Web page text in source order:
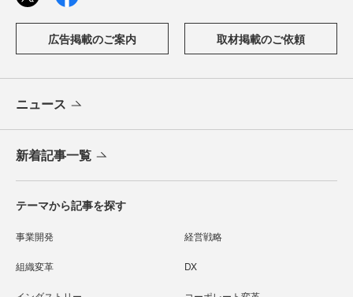
広告掲載のご案内 取材掲載のご依頼
ニュース
新着記事一覧
テーマから記事を探す
事業開発 経営戦略
組織変革 DX